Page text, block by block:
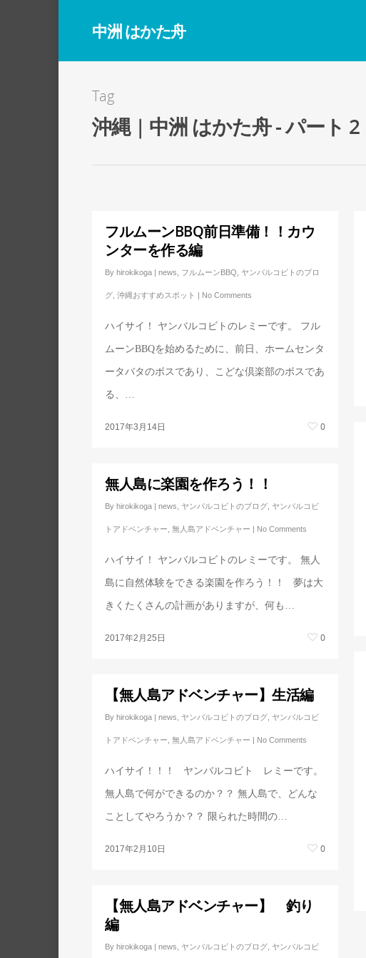
中洲 はかた舟
Tag
沖縄 | 中洲 はかた舟 - パート 2
フルムーンBBQ前日準備！！カウ
ンターを作る編
By hirokikoga |news フルムーンBBQ ヤンバルコビトのブロ
グ ,沖縄おすすめスポット | No Comments
ハイサイ！ ヤンバルコビトのレミーです。 フル
ムーンBBQを始めるために、前日、ホームセンタ
ータバタのボスであり、こどな倶楽部のボスであ
る、…
2017年3月14日 0
無人島に楽園を作ろう！！
By hirokikoga |news ヤンバルコビトのブログ ヤンバルコビ
トアドベンチャー ,無人島アドベンチャー | No Comments
ハイサイ！ ヤンバルコビトのレミーです。 無人
島に自然体験をできる楽園を作ろう！！ 夢は大
きくたくさんの計画がありますが、何も…
2017年2月25日 0
【無人島アドベンチャー】生活編
By hirokikoga |news ヤンバルコビトのブログ ヤンバルコビ
トアドベンチャー ,無人島アドベンチャー | No Comments
ハイサイ！！！ ヤンバルコビト レミーです。
無人島で何ができるのか？？ 無人島で、どんな
ことしてやろうか？？ 限られた時間の…
2017年2月10日 0
【無人島アドベンチャー】 釣り
編
By hirokikoga |news ヤンバルコビトのブログ ヤンバルコビ